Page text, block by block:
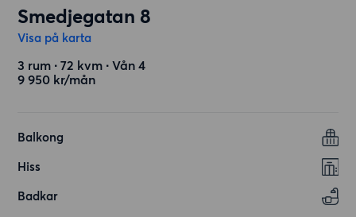
Smedjegatan 8
Visa på karta
3 rum ∙ 72 kvm ∙ Vån 4
9 950 kr/mån
Balkong
Hiss
Badkar